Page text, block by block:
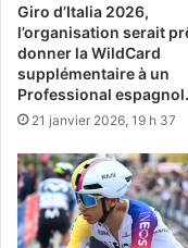
Giro d’Italia 2026,
l’organisation serait
donner la WildCard
supplémentaire à un
Professional espagnol.
21 janvier 2026, 19 h 37